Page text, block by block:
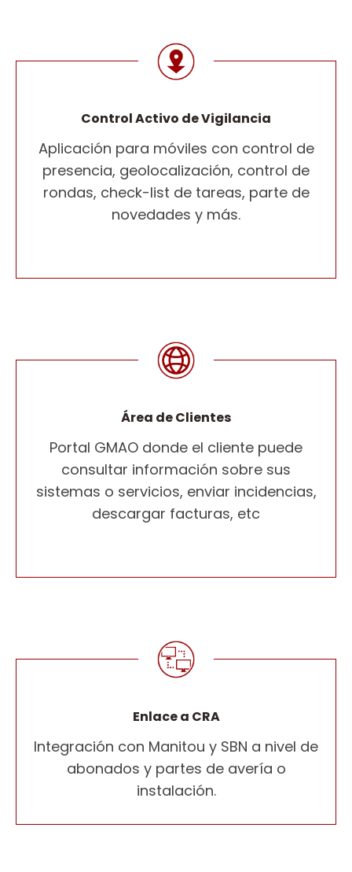
Control Activo de Vigilancia
Aplicación para móviles con control de
presencia, geolocalización, control de
rondas, check-list de tareas, parte de
novedades y más.
Área de Clientes
Portal GMAO donde el cliente puede
consultar información sobre sus
sistemas o servicios, enviar incidencias,
descargar facturas, etc
Enlace a CRA
Integración con Manitou y SBN a nivel de
abonados y partes de avería o
instalación.